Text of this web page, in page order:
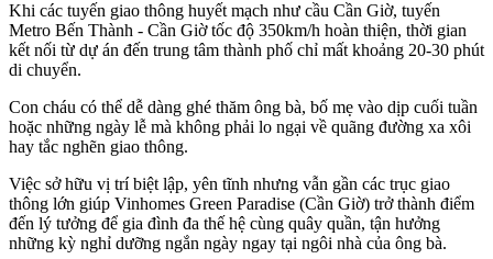
Khi các tuyến giao thông huyết mạch như cầu Cần Giờ, tuyến
Metro Bến Thành - Cần Giờ tốc độ 350km/h hoàn thiện, thời gian
kết nối từ dự án đến trung tâm thành phố chỉ mất khoảng 20-30 phút
di chuyển.
Con cháu có thể dễ dàng ghé thăm ông bà, bố mẹ vào dịp cuối tuần
hoặc những ngày lễ mà không phải lo ngại về quãng đường xa xôi
hay tắc nghẽn giao thông.
Việc sở hữu vị trí biệt lập, yên tĩnh nhưng vẫn gần các trục giao
thông lớn giúp Vinhomes Green Paradise (Cần Giờ) trở thành điểm
đến lý tưởng để gia đình đa thế hệ cùng quây quần, tận hưởng
những kỳ nghỉ dưỡng ngắn ngày ngay tại ngôi nhà của ông bà.